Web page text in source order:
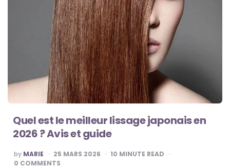
Quel est le meilleur lissage japonais en
2026 ? Avis et guide
POSTED
BY
by MARIE 25 MARS 2026 10 MINUTE READ
0 COMMENTS